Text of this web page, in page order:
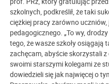
szkolnych, podkreślił, że taki
ciężkiej pracy zarówno uczniów,
pedagogicznego. „To wy,
tego, że wasze szkoły osiągają
zachęcam, abyście skorzystali
swoimi starszymi kolegami ze
dowiedzieli się jak najwięcej o